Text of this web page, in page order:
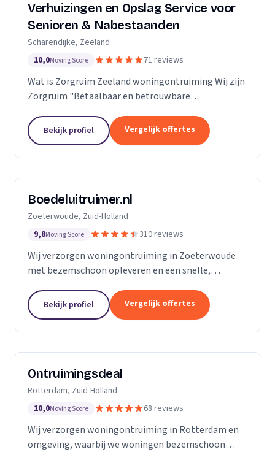
Verhuizingen en Opslag Service voor
Senioren & Nabestaanden
Scharendijke, Zeeland
10,0Moving Score 71 reviews
Wat is Zorgruim Zeeland woningontruiming Wij zijn
Zorgruim "Betaalbaar en betrouwbare
kleine verhuizingen.” Onze Kwaliteit is namelijk zo
ongelofelijk...
Bekijk profiel Vergelijk offertes
Boedeluitruimer.nl
Zoeterwoude, Zuid-Holland
9,8Moving Score 310 reviews
Wij verzorgen woningontruiming in Zoeterwoude
met bezemschoon opleveren en een snelle,
bedrijven.
Bekijk profiel Vergelijk offertes
Ontruimingsdeal
Rotterdam, Zuid-Holland
10,0Moving Score 68 reviews
Wij verzorgen woningontruiming in Rotterdam en
omgeving, waarbij we woningen bezemschoon